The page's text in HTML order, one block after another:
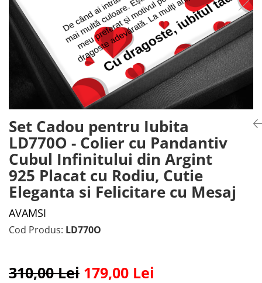
Set Cadou pentru Iubita
LD770O - Colier cu Pandantiv
Cubul Infinitului din Argint
925 Placat cu Rodiu, Cutie
Eleganta si Felicitare cu Mesaj
AVAMSI
Cod Produs: LD770O
310,00 Lei 179,00 Lei